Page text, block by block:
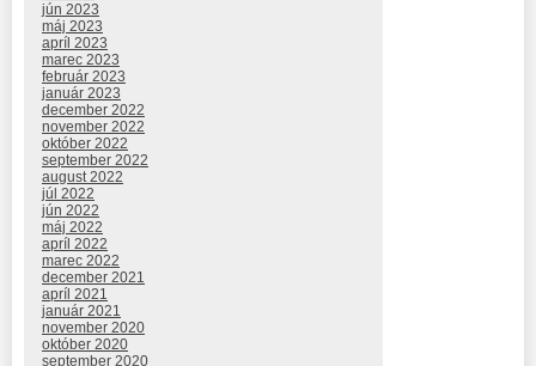
jún 2023
máj 2023
apríl 2023
marec 2023
február 2023
január 2023
december 2022
november 2022
október 2022
september 2022
august 2022
júl 2022
jún 2022
máj 2022
apríl 2022
marec 2022
december 2021
apríl 2021
január 2021
november 2020
október 2020
september 2020